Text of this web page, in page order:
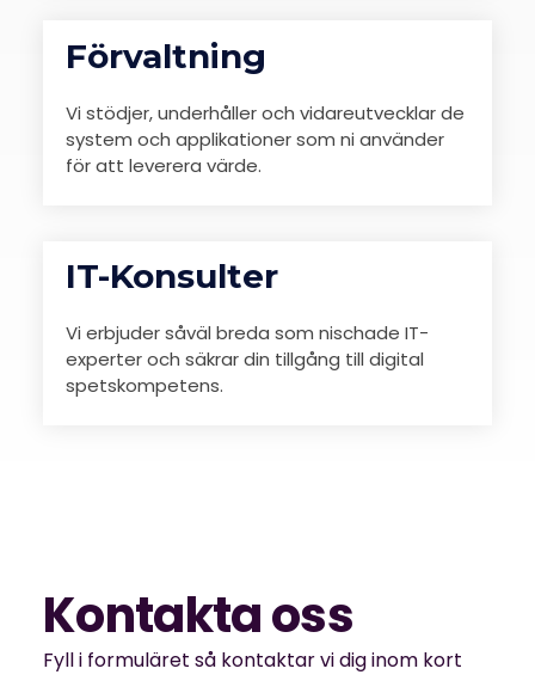
Förvaltning
Vi stödjer, underhåller och vidareutvecklar de
system och applikationer som ni använder
för att leverera värde.
IT-Konsulter
Vi erbjuder såväl breda som nischade IT-
experter och säkrar din tillgång till digital
spetskompetens.